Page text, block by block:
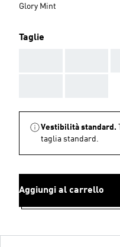
Glory Mint
Taglie
Vestibilità standard.
taglia standard.
Aggiungi al carrello